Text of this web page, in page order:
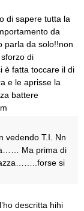
di sapere tutta la
da
parla da solo!!non
di
è fatta toccare il di
e le aprisse la
battere
vedendo T.I. Nn
Ma prima di
si
descritta hihi